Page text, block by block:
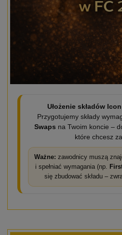
Ułożenie składów
Przygotujemy składy
Swaps na Twoim koncie –
które chcesz
Ważne: zawodnicy muszą
i spełniać wymagania (np.
się zbudować składu –